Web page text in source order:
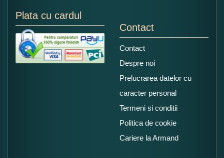
Plata cu cardul
Contact
Contact
Despre noi
Prelucrarea datelor cu
caracter personal
Termeni si conditii
Politica de cookie
Cariere la Armand